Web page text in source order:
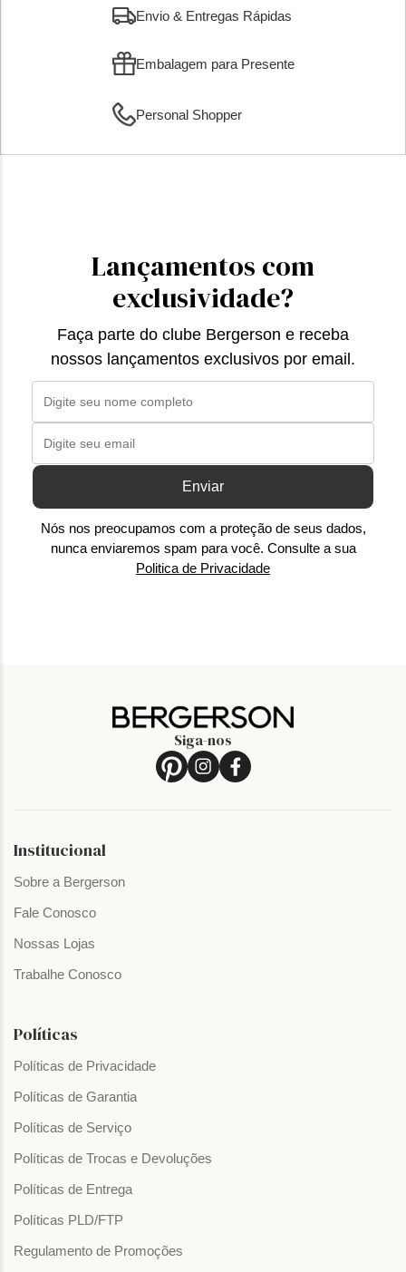
Envio & Entregas Rápidas
Embalagem para Presente
Personal Shopper
Lançamentos com
exclusividade?
Faça parte do clube Bergerson e receba
nossos lançamentos exclusivos por email.
Enviar
Nós nos preocupamos com a proteção de seus dados,
nunca enviaremos spam para você. Consulte a sua
Politica de Privacidade
Siga-nos
Institucional
Sobre a Bergerson
Fale Conosco
Nossas Lojas
Trabalhe Conosco
Políticas
Políticas de Privacidade
Políticas de Garantia
Políticas de Serviço
Políticas de Trocas e Devoluções
Políticas de Entrega
Políticas PLD/FTP
Regulamento de Promoções